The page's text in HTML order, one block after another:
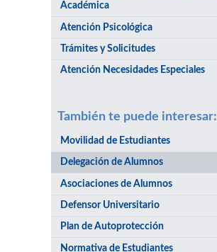
Académica
Atención Psicológica
Trámites y Solicitudes
Atención Necesidades Especiales
También te puede interesar:
Movilidad de Estudiantes
Delegación de Alumnos
Asociaciones de Alumnos
Defensor Universitario
Plan de Autoprotección
Normativa de Estudiantes